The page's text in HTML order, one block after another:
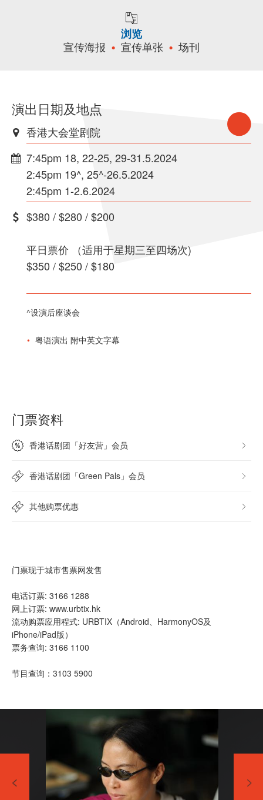
浏览
宣传海报
宣传单张 场刊
演出日期及地点
香港大会堂剧院
7:45pm 18, 22-25, 29-31.5.2024
2:45pm 19^, 25^-26.5.2024
2:45pm 1-2.6.2024
$380 / $280 / $200
平日票价 （适用于星期三至四场次)
$350 / $250 / $180
^设演后座谈会
粤语演出 附中英文字幕
门票资料
香港话剧团「好友营」会员
香港话剧团「Green Pals」会员
其他购票优惠
门票现于城市售票网发售
电话订票: 3166 1288
网上订票: www.urbtix.hk
流动购票应用程式: URBTIX（Android、HarmonyOS及
iPhone/iPad版）
票务查询: 3166 1100
节目查询：3103 5900